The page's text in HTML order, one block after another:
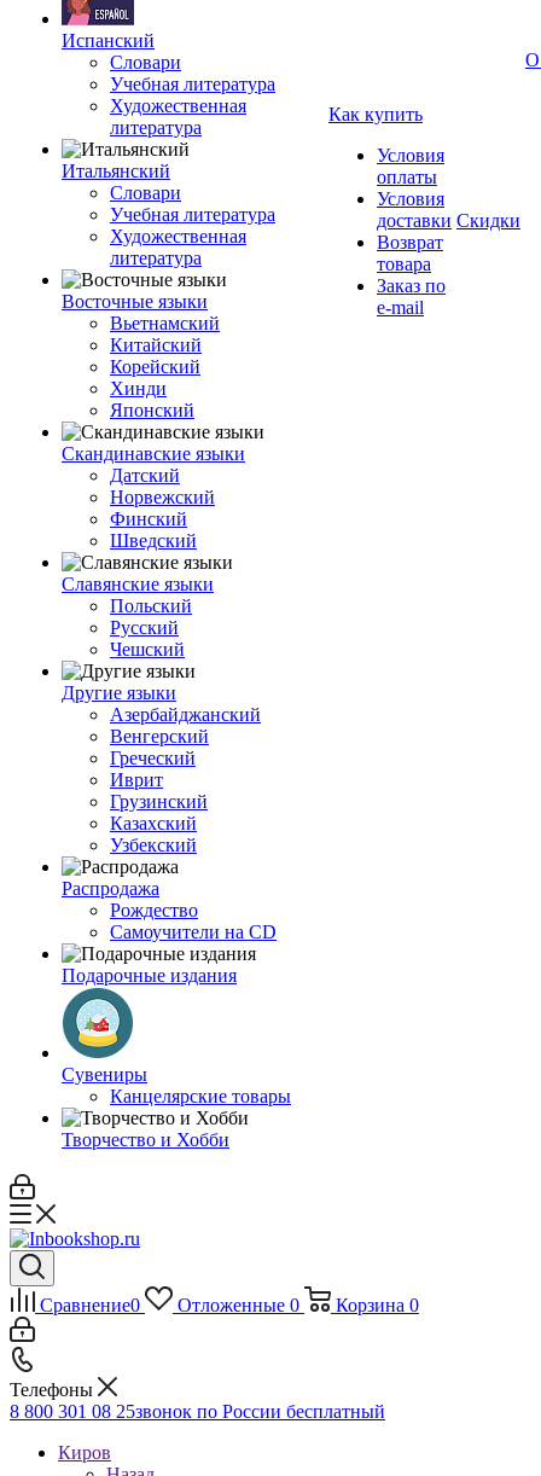
Испанский
Словари
Учебная литература
Художественная
литература
Итальянский
Словари
Учебная литература
Художественная
литература
Восточные языки
Вьетнамский
Китайский
Корейский
Хинди
Японский
Скандинавские языки
Датский
Норвежский
Финский
Шведский
Славянские языки
Польский
Русский
Чешский
Другие языки
Азербайджанский
Венгерский
Греческий
Иврит
Грузинский
Казахский
Узбекский
Распродажа
Рождество
Самоучители на CD
Подарочные издания
Сувениры
Канцелярские товары
Творчество и Хобби
Как купить
Условия
оплаты
Условия
доставки
Возврат
товара
Заказ по
e-mail
Скидки
О
Сравнение0 Отложенные 0 Корзина 0
Телефоны
8 800 301 08 25звонок по России бесплатный
Киров